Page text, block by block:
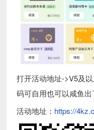
打开活动地址->V5及
码可自用也可以咸鱼出
活动地址： https://